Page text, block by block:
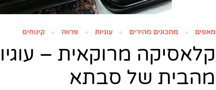
מאפים מתכונים מהירים עוגיות פרווה קינוחים
קלאסיקה מרוקאית –
מהבית של סבתא